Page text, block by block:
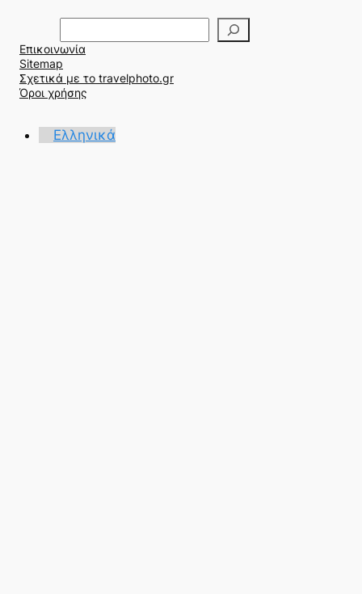
ν
α
ζ
ή
Επικοινωνία
Sitemap
Σχετικά με το travelphoto.gr
Όροι χρήσης
Ελληνικά